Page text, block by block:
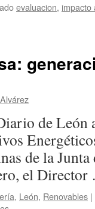
evaluacion, impacto
de León
de la
el
, León, Renovables |